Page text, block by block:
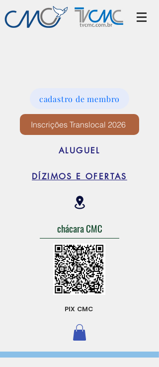
cadastro de membro
Inscrições Translocal 2026
ALUGUEL
DÍZIMOS E OFERTAS
chácara CMC
PIX CMC